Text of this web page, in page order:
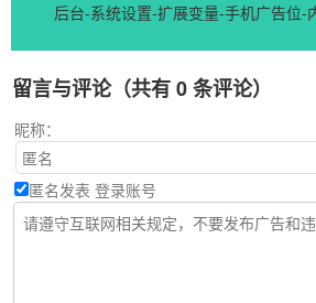
后台-系统设置-扩展变量-手机广告位-
留言与评论（共有0条评论）
昵称：
匿名发表 登录账号